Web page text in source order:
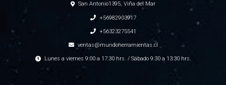
San Antonio1395, Viña del Mar
+56982903917
+56323275541
ventas@mundoherramientas.cl
Lunes a viernes 9:00 a 17:30 hrs. / Sábado 9:30 a 13:30 hrs.